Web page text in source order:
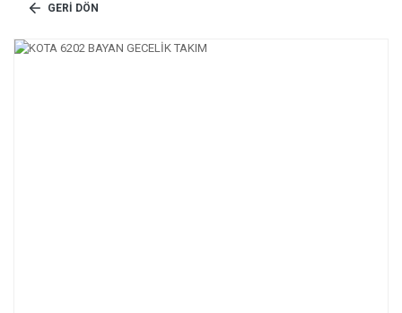
GERI DÖN